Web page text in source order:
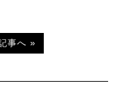
事へ »